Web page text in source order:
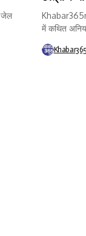
जेल
में कथित